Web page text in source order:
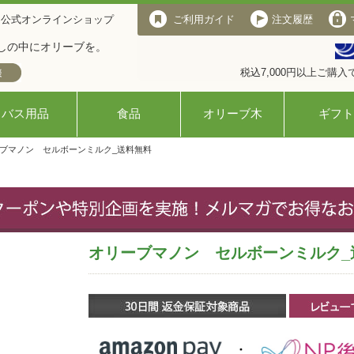
式オンラインショップ
の中にオリーブを。
ご利用ガイド 注文履歴
税込7,000円以上ご購入
バス用品 食品 オリーブ木 ギフト
マノン セルボーンミルク_送料無料
オリーブマノン セルボーンミルク_